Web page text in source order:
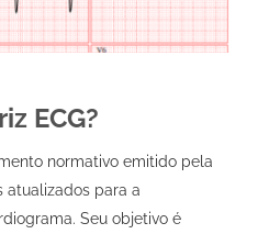
ECG?
normativo emitido pela
atualizados para a
Seu objetivo é